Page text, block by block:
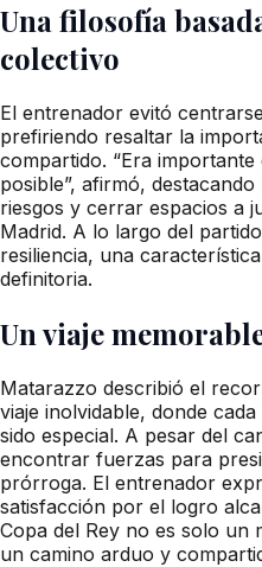
Una filosofía
colectivo
El entrenador evitó
prefiriendo resaltar la
compartido. “Era
posible”, afirmó,
riesgos y cerrar espacios a
Madrid. A lo largo del
resiliencia, una
definitoria.
Un viaje
Matarazzo describió el
viaje inolvidable, donde
sido especial. A pesar del
encontrar fuerzas para
prórroga. El entrenador
satisfacción por el logro
Copa del Rey no es solo un
un camino arduo y